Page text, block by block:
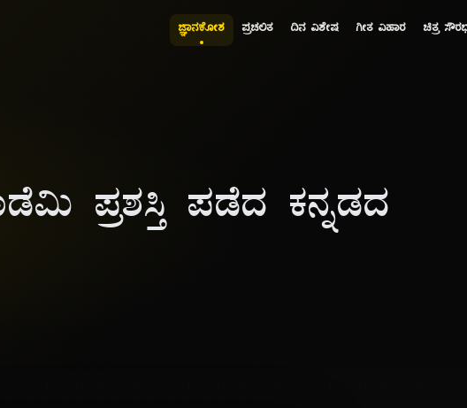
ಜ್ಞಾನಕೋಶ ಪ್ರಚಲಿತ ದಿನ ವಿಶೇಷ ಗೀತ ವಿಹಾರ ಚಿತ್ರ
ಪ್ರಶಸ್ತಿ ಪಡೆದ ಕನ್ನಡದ